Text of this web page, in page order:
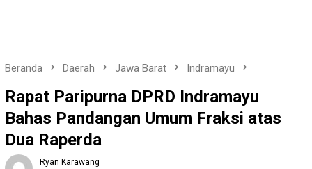
Beranda Daerah Jawa Barat Indramayu
Rapat Paripurna DPRD Indramayu
Bahas Pandangan Umum Fraksi atas
Dua Raperda
Ryan Karawang